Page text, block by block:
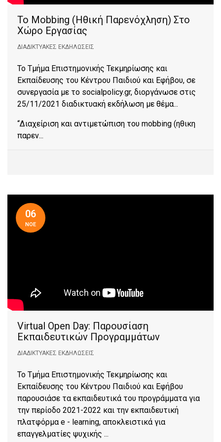
Το Mobbing (ηθική Παρενόχληση) Στο
Χώρο Εργασίας
ΔΙΑΔΙΚΤΥΑΚΈΣ ΕΚΔΗΛΏΣΕΙΣ
To Tμήμα Επιστημονικής Τεκμηρίωσης και
Εκπαίδευσης του Κέντρου Παιδιού και Εφήβου, σε
συνεργασία με το socialpolicy.gr, διοργάνωσε στις
25/11/2021 διαδικτυακή εκδήλωση με θέμα...
“Διαχείριση και αντιμετώπιση του mobbing (ηθικη
παρεν...
06
ΝΟΕ
Virtual Open Day: Παρουσίαση
Εκπαιδευτικών Προγραμμάτων
ΔΙΑΔΙΚΤΥΑΚΈΣ ΕΚΔΗΛΏΣΕΙΣ
Το Τμήμα Επιστημονικής Τεκμηρίωσης και
Εκπαίδευσης του Κέντρου Παιδιού και Εφήβου
παρουσιάσε τα εκπαιδευτικά του προγράμματα για
την περίοδο 2021-2022 και την εκπαιδευτική
πλατφόρμα e - learning, αποκλειστικά για
επαγγελματίες ψυχικής ...